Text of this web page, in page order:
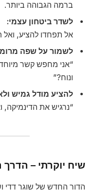
ברמה הגבוהה ביותר.
לשדר ביטחון עצמי:
אל תפחדו להציע, ואל
לשמור על שפה
“אני מחפש קשר מיוחד,
ונוח?”
להציע מודל גמיש
“נרגיש את הדינמיקה,
שיח יוקרתי –
הדור החדש של שוגר דדי